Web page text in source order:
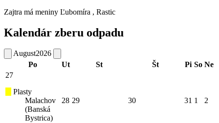
Zajtra má meniny Ľubomíra , Rastic
Kalendár zberu odpadu
August2026
Po
Ut St Št Pi So Ne
27
Plasty
Malachov
(Banská
Bystrica)
28 29 30 31 1 2